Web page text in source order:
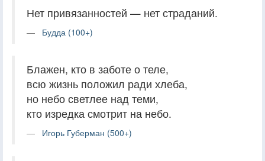
Нет привязанностей — нет страданий.
Будда (100+)
Блажен, кто в заботе о теле,
всю жизнь положил ради хлеба,
но небо светлее над теми,
кто изредка смотрит на небо.
Игорь Губерман (500+)